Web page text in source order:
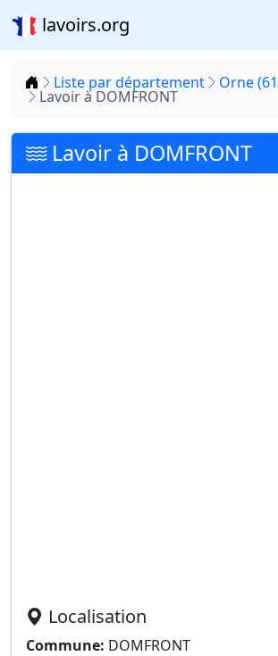
lavoirs.org
Accueil
Liste par département Orne
Lavoir à DOMFRONT
Lavoir à DOMFRONT
Localisation
Commune: DOMFRONT